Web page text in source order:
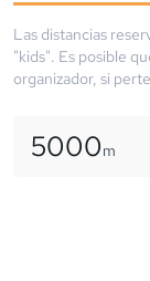
Las distancias
"kids". Es posible
organizador, si
5000m